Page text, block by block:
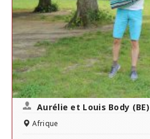
Aurélie et Louis Body (BE)
Afrique